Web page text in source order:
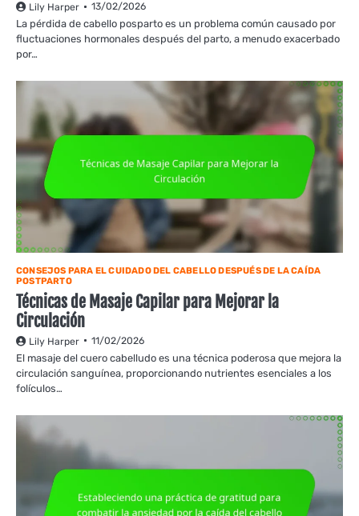
Lily Harper 13/02/2026
La pérdida de cabello posparto es un problema común causado por
fluctuaciones hormonales después del parto, a menudo exacerbado
por…
CONSEJOS PARA EL CUIDADO DEL CABELLO DESPUÉS DE LA CAÍDA
POSTPARTO
Técnicas de Masaje Capilar para Mejorar la
Circulación
Lily Harper 11/02/2026
El masaje del cuero cabelludo es una técnica poderosa que mejora la
circulación sanguínea, proporcionando nutrientes esenciales a los
folículos…